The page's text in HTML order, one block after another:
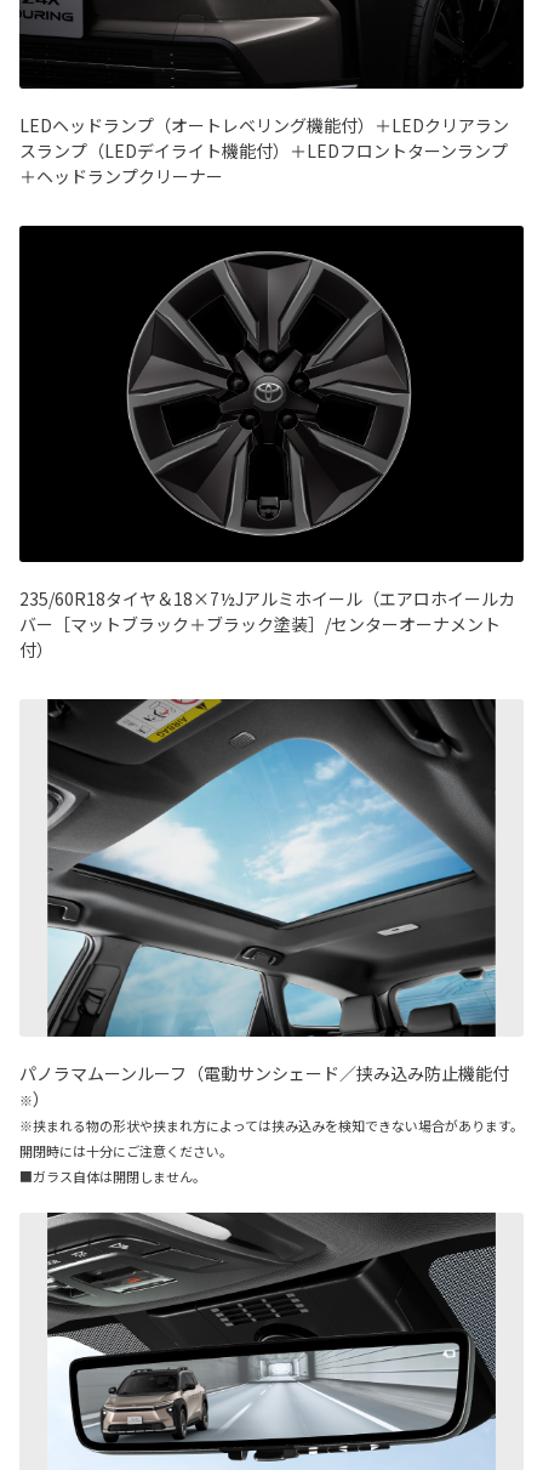
LEDヘッドランプ（オートレベリング機能付）＋LEDクリアラン
スランプ（LEDデイライト機能付）＋LEDフロントターンランプ
＋ヘッドランプクリーナー
235/60R18タイヤ＆18×7½Jアルミホイール（エアロホイールカ
バー［マットブラック＋ブラック塗装］/センターオーナメント
付）
パノラマムーンルーフ（電動サンシェード／挟み込み防止機能付
※）
※挟まれる物の形状や挟まれ方によっては挟み込みを検知できない場合があります。
開閉時には十分にご注意ください。
■ガラス自体は開閉しません。